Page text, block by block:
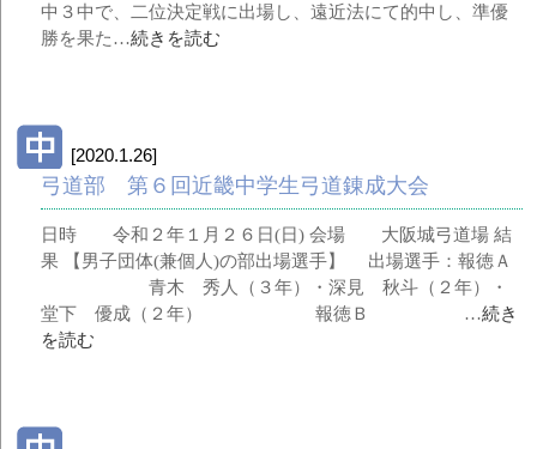
中３中で、二位決定戦に出場し、遠近法にて的中し、準優
勝を果た…続きを読む
[2020.1.26]
弓道部 第６回近畿中学生弓道錬成大会
日時 令和２年１月２６日(日) 会場 大阪城弓道場 結
果 【男子団体(兼個人)の部出場選手】 出場選手：報徳Ａ
青木 秀人（３年）・深見 秋斗（２年）・
堂下 優成（２年） 報徳Ｂ …続き
を読む